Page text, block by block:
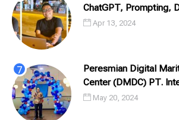
ChatGPT, Prompting,
Apr 13, 2024
Peresmian Digital
Center (DMDC) PT.
Cipta Solusi (ILCS) /
May 20, 2024